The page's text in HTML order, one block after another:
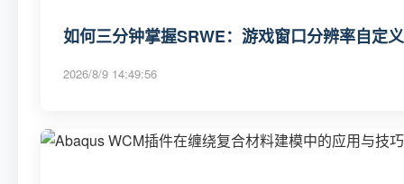
如何三分钟掌握SRWE：游戏窗口分辨率自定
2026/8/9 14:49:56